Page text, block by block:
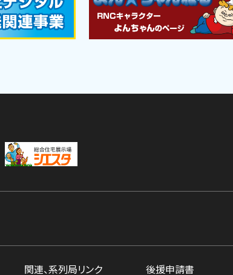
関連、系列局リンク 後援申請書